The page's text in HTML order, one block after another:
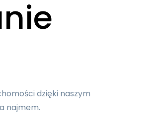
dzięki naszym
najmem.